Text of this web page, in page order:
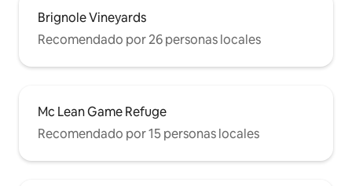
Brignole Vineyards
Recomendado por 26 personas locales
Mc Lean Game Refuge
Recomendado por 15 personas locales